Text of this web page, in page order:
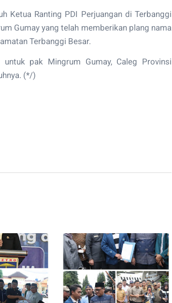
Ketua Ranting PDI Perjuangan di Terbanggi
Gumay yang telah memberikan plang nama
Terbanggi Besar.
pak Mingrum Gumay, Caleg Provinsi
(*/)